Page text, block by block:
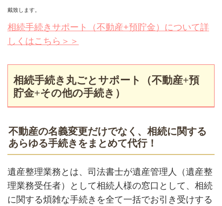
戴致します。
相続手続きサポート（不動産+預貯金）について詳
しくはこちら＞＞
相続手続き丸ごとサポート（不動産+預
貯金+その他の手続き）
不動産の名義変更だけでなく、相続に関する
あらゆる手続きをまとめて代行！
遺産整理業務とは、司法書士が遺産管理人（遺産整
理業務受任者）として相続人様の窓口として、相続
に関する煩雑な手続きを全て一括でお引き受けする